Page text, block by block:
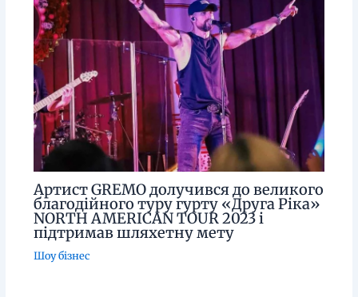
Артист GREMO долучився до великого
благодійного туру гурту «Друга Ріка»
NORTH AMERICAN TOUR 2023 і
підтримав шляхетну мету
Шоу бізнес